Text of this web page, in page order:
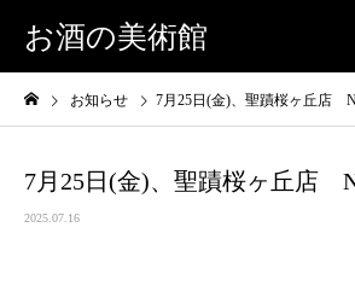
お酒の美術館
お知らせ 7月25日(金)、聖蹟桜ヶ丘店
7月25日(金)、聖蹟桜ヶ丘店
2025.07.16